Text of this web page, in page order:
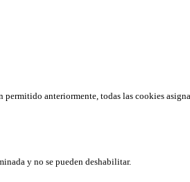
anteriormente, todas las cookies
y no se pueden deshabilitar.